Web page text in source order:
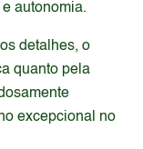
autonomia.
detalhes, o
quanto pela
excepcional no